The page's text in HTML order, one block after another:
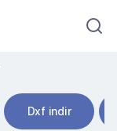
Dxf indir